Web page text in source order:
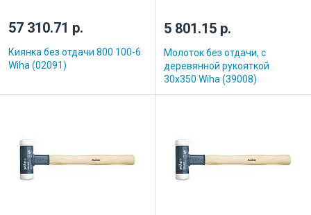
57 310.71 р.
Киянка без отдачи 800 100-6
Wiha (02091)
5 801.15 р.
Молоток без отдачи, с
деревянной рукояткой
30х350 Wiha (39008)